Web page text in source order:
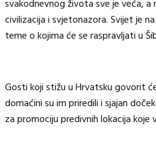
svakodnevnog života sve je veća,
civilizacija i svjetonazora. Svijet je
teme o kojima će se raspravljati u
Gosti koji stižu u Hrvatsku govorit
domaćini su im priredili i sjajan
za promociju predivnih lokacija